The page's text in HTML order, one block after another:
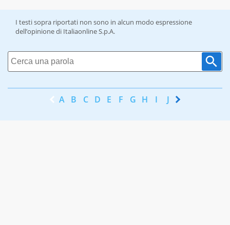
I testi sopra riportati non sono in alcun modo espressione
dell’opinione di Italiaonline S.p.A.
A B C D E F G H I J K